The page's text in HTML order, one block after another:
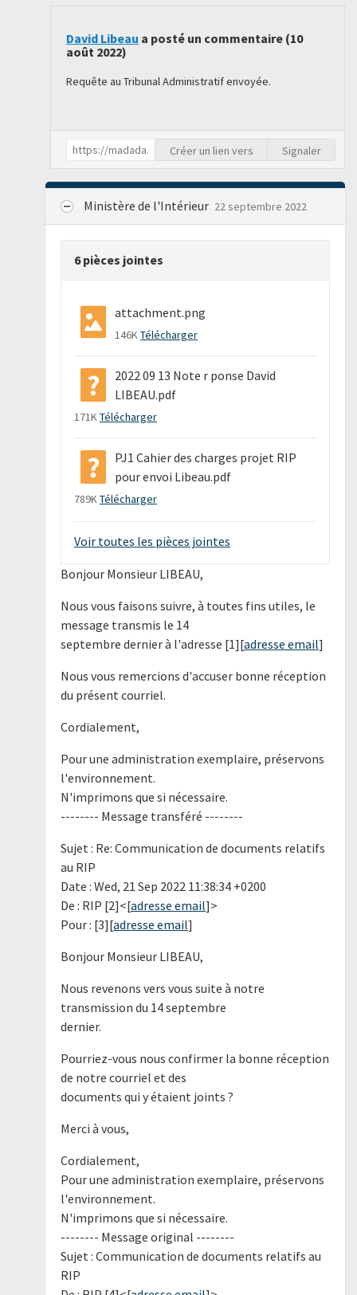
David Libeau a posté un commentaire (10
août 2022)
Requête au Tribunal Administratif envoyée.
Créer un lien vers Signaler
Ministère de l'Intérieur 22 septembre 2022
6 pièces jointes
attachment.png
146KTélécharger
2022 09 13 Note r ponse David
LIBEAU.pdf
171KTélécharger
PJ1 Cahier des charges projet RIP
pour envoi Libeau.pdf
789KTélécharger
Voir toutes les pièces jointes
Bonjour Monsieur LIBEAU,
Nous vous faisons suivre, à toutes fins utiles, le
message transmis le 14
septembre dernier à l'adresse [1][adresse email]
Nous vous remercions d'accuser bonne réception
du présent courriel.
Cordialement,
Pour une administration exemplaire, préservons
l'environnement.
N'imprimons que si nécessaire.
-------- Message transféré --------
Sujet : Re: Communication de documents relatifs
au RIP
Date : Wed, 21 Sep 2022 11:38:34 +0200
De : RIP [2]<[adresse email]>
Pour : [3][adresse email]
Bonjour Monsieur LIBEAU,
Nous revenons vers vous suite à notre
transmission du 14 septembre
dernier.
Pourriez-vous nous confirmer la bonne réception
de notre courriel et des
documents qui y étaient joints ?
Merci à vous,
Cordialement,
Pour une administration exemplaire, préservons
l'environnement.
N'imprimons que si nécessaire.
-------- Message original --------
Sujet : Communication de documents relatifs au
RIP